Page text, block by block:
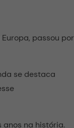
passou por
se destaca
na história.